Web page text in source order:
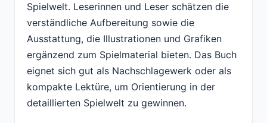
Spielwelt. Leserinnen und Leser schätzen die
verständliche Aufbereitung sowie die
Ausstattung, die Illustrationen und Grafiken
ergänzend zum Spielmaterial bieten. Das Buch
eignet sich gut als Nachschlagewerk oder als
kompakte Lektüre, um Orientierung in der
detaillierten Spielwelt zu gewinnen.